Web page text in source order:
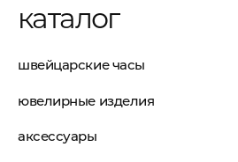
каталог
швейцарские часы
ювелирные изделия
аксессуары